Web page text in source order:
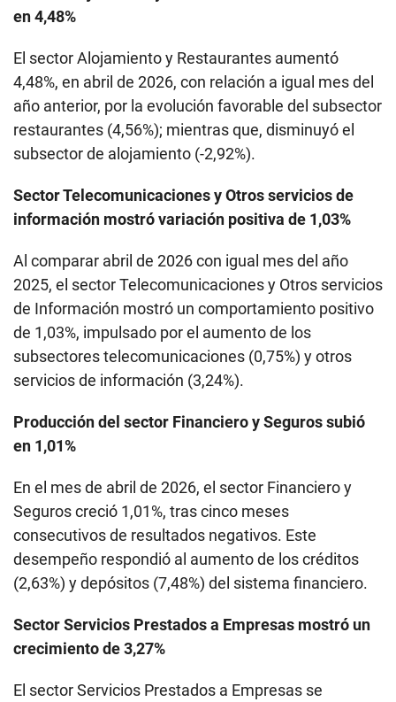
en 4,48%
El sector Alojamiento y Restaurantes aumentó
4,48%, en abril de 2026, con relación a igual mes del
año anterior, por la evolución favorable del subsector
restaurantes (4,56%); mientras que, disminuyó el
subsector de alojamiento (-2,92%).
Sector Telecomunicaciones y Otros servicios de
información mostró variación positiva de 1,03%
Al comparar abril de 2026 con igual mes del año
2025, el sector Telecomunicaciones y Otros servicios
de Información mostró un comportamiento positivo
de 1,03%, impulsado por el aumento de los
subsectores telecomunicaciones (0,75%) y otros
servicios de información (3,24%).
Producción del sector Financiero y Seguros subió
en 1,01%
En el mes de abril de 2026, el sector Financiero y
Seguros creció 1,01%, tras cinco meses
consecutivos de resultados negativos. Este
desempeño respondió al aumento de los créditos
(2,63%) y depósitos (7,48%) del sistema financiero.
Sector Servicios Prestados a Empresas mostró un
crecimiento de 3,27%
El sector Servicios Prestados a Empresas se